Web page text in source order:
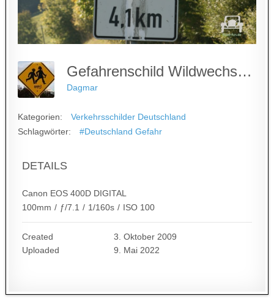
Gefahrenschild Wildwechsel - Deutschland
Dagmar
Kategorien:
Verkehrsschilder Deutschland
Schlagwörter:
#Deutschland Gefahr
DETAILS
Canon EOS 400D DIGITAL
100mm / ƒ/7.1 / 1/160s / ISO 100
Created
3. Oktober 2009
Uploaded
9. Mai 2022